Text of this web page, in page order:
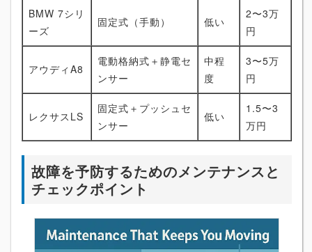
BMW 7シリ
ーズ
固定式（手動） 低い
2〜3万
円
アウディA8
電動格納式＋静電セ
ンサー
中程
度
3〜5万
円
レクサスLS
固定式＋プッシュセ
ンサー
低い
1.5〜3
万円
故障を予防するためのメンテナンスと
チェックポイント